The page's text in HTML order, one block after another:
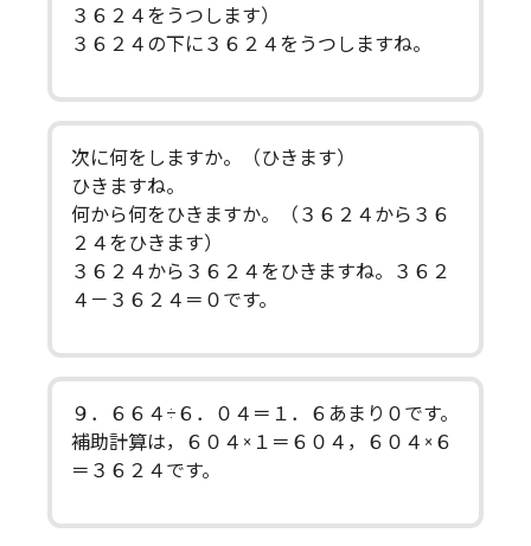
３６２４をうつします）
３６２４の下に３６２４をうつしますね。
次に何をしますか。（ひきます）
ひきますね。
何から何をひきますか。（３６２４から３６
２４をひきます）
３６２４から３６２４をひきますね。３６２
４－３６２４＝０です。
９．６６４÷６．０４＝１．６あまり０です。
補助計算は，６０４×１＝６０４，６０４×６
＝３６２４です。